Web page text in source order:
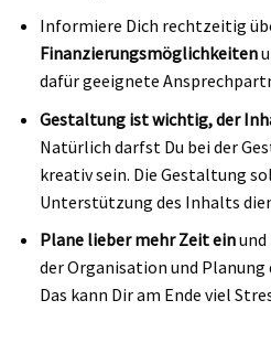
Informiere Dich rechtzeitig
Finanzierungsmöglichkeiten
dafür geeignete
Gestaltung ist wichtig, der
Natürlich darfst Du bei der
kreativ sein. Die Gestaltung
Unterstützung des Inhalts
Plane lieber mehr Zeit ein
der Organisation und
Das kann Dir am Ende viel